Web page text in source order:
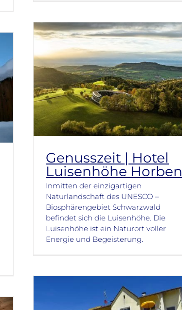
Genusszeit | Hotel
Luisenhöhe Horben
Inmitten der einzigartigen
Naturlandschaft des UNESCO –
Biosphärengebiet Schwarzwald
befindet sich die Luisenhöhe. Die
Luisenhöhe ist ein Naturort voller
Energie und Begeisterung.